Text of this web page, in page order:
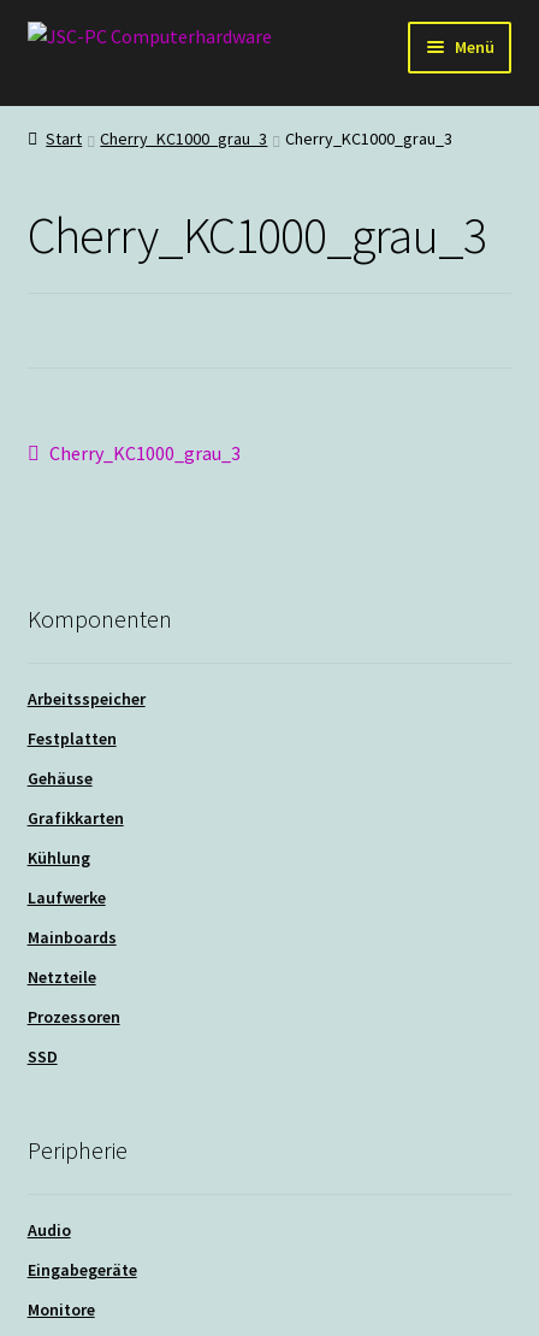
Zur
Zum
Menü
Hardware
Staubschutz
Start Cherry_KC1000_grau_3 Cherry_KC1000_grau_3
Cherry_KC1000_grau_3
Beitragsnavigation
Vorheriger
Cherry_KC1000_grau_3
Komponenten
Arbeitsspeicher
Festplatten
Gehäuse
Grafikkarten
Kühlung
Laufwerke
Mainboards
Netzteile
Prozessoren
SSD
Peripherie
Audio
Eingabegeräte
Monitore